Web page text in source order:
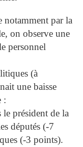
notamment par la
on observe une
personnel
(à
une baisse
:
président de la
députés (-7
(-3 points).